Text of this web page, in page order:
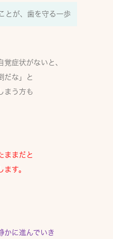
とが、歯を守る一歩
症状がないと、
だな」と
まう方も
ままだと
す。
かに進んでいき